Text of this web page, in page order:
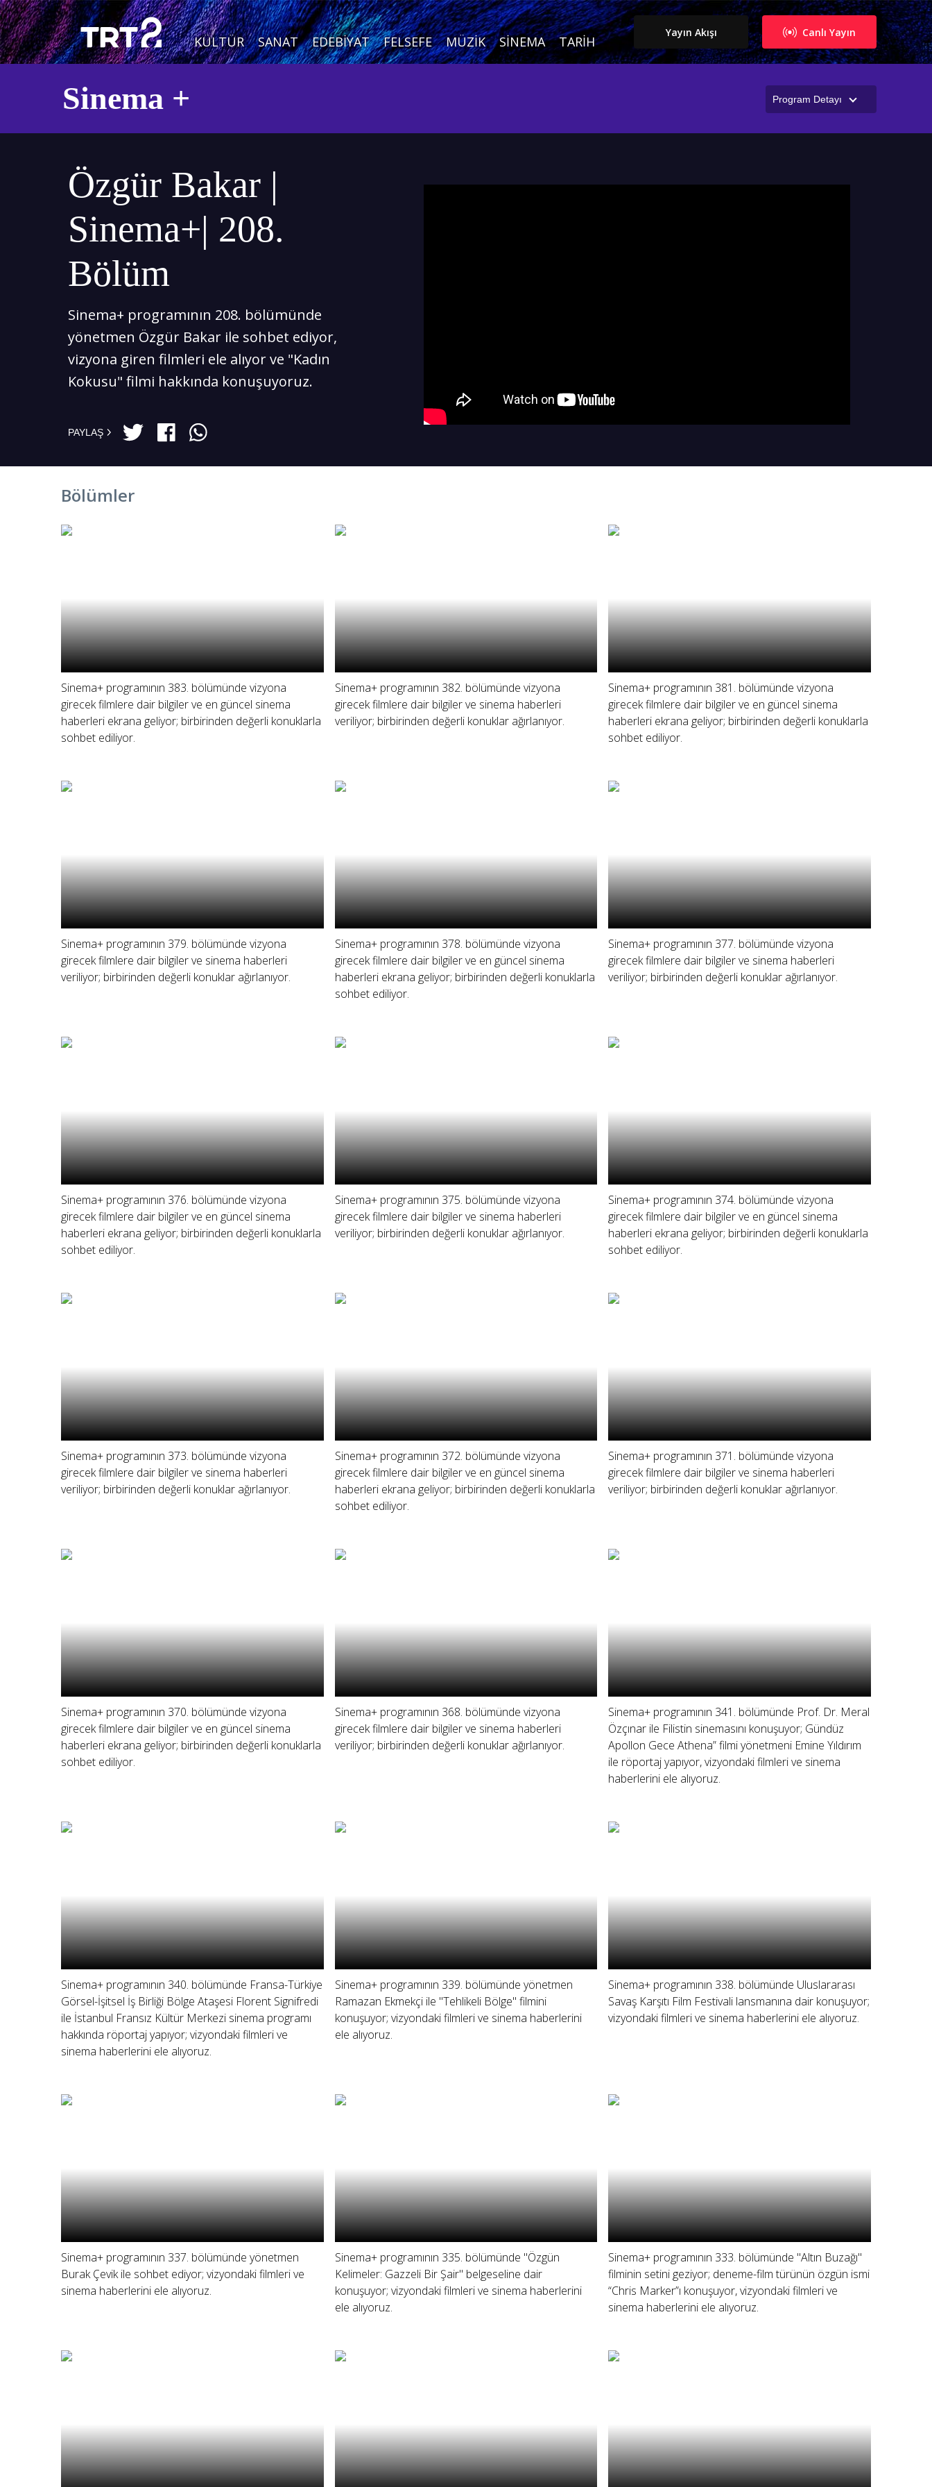
KÜLTÜR SANAT EDEBIYAT FELSEFE MÜZIK SINEMA TARIH
Canlı Yayın
Yayın Akışı
Program Detayı
Sinema +
Özgür Bakar |
Sinema+| 208.
Bölüm
Sinema+ programının 208. bölümünde
yönetmen Özgür Bakar ile sohbet ediyor,
vizyona giren filmleri ele alıyor ve "Kadın
Kokusu" filmi hakkında konuşuyoruz.
PAYLAŞ
Bölümler
Sinema+ programının 383. bölümünde vizyona
girecek filmlere dair bilgiler ve en güncel sinema
haberleri ekrana geliyor; birbirinden değerli konuklarla
sohbet ediliyor.
Sinema+ programının 382. bölümünde vizyona
girecek filmlere dair bilgiler ve sinema haberleri
veriliyor; birbirinden değerli konuklar ağırlanıyor.
Sinema+ programının 381. bölümünde vizyona
girecek filmlere dair bilgiler ve en güncel sinema
haberleri ekrana geliyor; birbirinden değerli konuklarla
sohbet ediliyor.
Sinema+ programının 379. bölümünde vizyona
girecek filmlere dair bilgiler ve sinema haberleri
veriliyor; birbirinden değerli konuklar ağırlanıyor.
Sinema+ programının 378. bölümünde vizyona
girecek filmlere dair bilgiler ve en güncel sinema
haberleri ekrana geliyor; birbirinden değerli konuklarla
sohbet ediliyor.
Sinema+ programının 377. bölümünde vizyona
girecek filmlere dair bilgiler ve sinema haberleri
veriliyor; birbirinden değerli konuklar ağırlanıyor.
Sinema+ programının 376. bölümünde vizyona
girecek filmlere dair bilgiler ve en güncel sinema
haberleri ekrana geliyor; birbirinden değerli konuklarla
sohbet ediliyor.
Sinema+ programının 375. bölümünde vizyona
girecek filmlere dair bilgiler ve sinema haberleri
veriliyor; birbirinden değerli konuklar ağırlanıyor.
Sinema+ programının 374. bölümünde vizyona
girecek filmlere dair bilgiler ve en güncel sinema
haberleri ekrana geliyor; birbirinden değerli konuklarla
sohbet ediliyor.
Sinema+ programının 373. bölümünde vizyona
girecek filmlere dair bilgiler ve sinema haberleri
veriliyor; birbirinden değerli konuklar ağırlanıyor.
Sinema+ programının 372. bölümünde vizyona
girecek filmlere dair bilgiler ve en güncel sinema
haberleri ekrana geliyor; birbirinden değerli konuklarla
sohbet ediliyor.
Sinema+ programının 371. bölümünde vizyona
girecek filmlere dair bilgiler ve sinema haberleri
veriliyor; birbirinden değerli konuklar ağırlanıyor.
Sinema+ programının 370. bölümünde vizyona
girecek filmlere dair bilgiler ve en güncel sinema
haberleri ekrana geliyor; birbirinden değerli konuklarla
sohbet ediliyor.
Sinema+ programının 368. bölümünde vizyona
girecek filmlere dair bilgiler ve sinema haberleri
veriliyor; birbirinden değerli konuklar ağırlanıyor.
Sinema+ programının 341. bölümünde Prof. Dr. Meral
Özçınar ile Filistin sinemasını konuşuyor; Gündüz
Apollon Gece Athena” filmi yönetmeni Emine Yıldırım
ile röportaj yapıyor, vizyondaki filmleri ve sinema
haberlerini ele alıyoruz.
Sinema+ programının 340. bölümünde Fransa-Türkiye
Görsel-İşitsel İş Birliği Bölge Ataşesi Florent Signifredi
ile İstanbul Fransız Kültür Merkezi sinema programı
hakkında röportaj yapıyor; vizyondaki filmleri ve
sinema haberlerini ele alıyoruz.
Sinema+ programının 339. bölümünde yönetmen
Ramazan Ekmekçi ile "Tehlikeli Bölge" filmini
konuşuyor; vizyondaki filmleri ve sinema haberlerini
ele alıyoruz.
Sinema+ programının 338. bölümünde Uluslararası
Savaş Karşıtı Film Festivali lansmanına dair konuşuyor;
vizyondaki filmleri ve sinema haberlerini ele alıyoruz.
Sinema+ programının 337. bölümünde yönetmen
Burak Çevik ile sohbet ediyor; vizyondaki filmleri ve
sinema haberlerini ele alıyoruz.
Sinema+ programının 335. bölümünde "Özgün
Kelimeler: Gazzeli Bir Şair" belgeseline dair
konuşuyor; vizyondaki filmleri ve sinema haberlerini
ele alıyoruz.
Sinema+ programının 333. bölümünde "Altın Buzağı"
filminin setini geziyor; deneme-film türünün özgün ismi
“Chris Marker”ı konuşuyor, vizyondaki filmleri ve
sinema haberlerini ele alıyoruz.